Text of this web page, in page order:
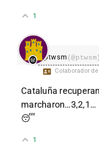
1
ptwsm(@ptwsm)
Colaborador
Cataluña
marcharon…3,2,1…
😴
1